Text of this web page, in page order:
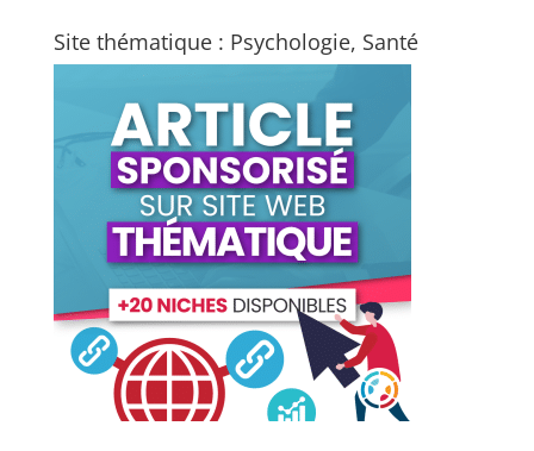
Site thématique : Psychologie, Santé